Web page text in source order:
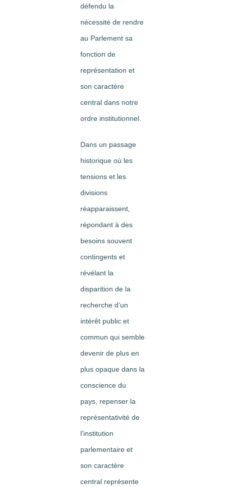
défendu la
nécessité de rendre
au Parlement sa
fonction de
représentation et
son caractère
central dans notre
ordre institutionnel.
Dans un passage
historique où les
tensions et les
divisions
réapparaissent,
répondant à des
besoins souvent
contingents et
révélant la
disparition de la
recherche d’un
intérêt public et
commun qui semble
devenir de plus en
plus opaque dans la
conscience du
pays, repenser la
représentativité de
l’institution
parlementaire et
son caractère
central représente